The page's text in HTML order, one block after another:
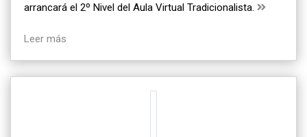
arrancará el 2º Nivel del Aula Virtual Tradicionalista.
Leer más